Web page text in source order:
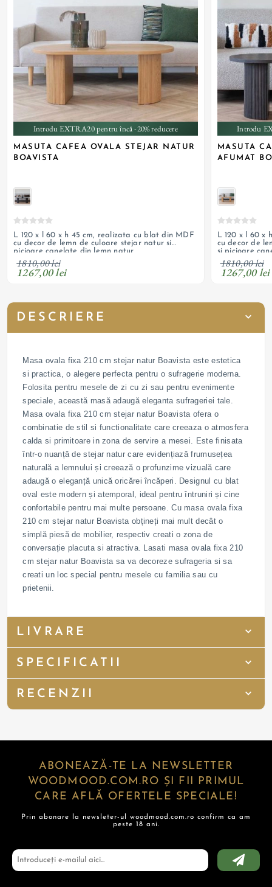
Introdu EXTRA20 pentru încă -20% reducere
MASUTA CAFEA OVALA STEJAR NATUR
BOAVISTA
L 120 x l 60 x h 45 cm, realizata cu blat din MDF
cu decor de lemn de culoare stejar natur si
picioare canelate din lemn natur
1810,00 lei
1267,00 lei
Introdu
MASUTA
AFUMAT
L 120 x l 60 x
cu decor de
si picioare
afumat
1810,00 lei
1267,00 lei
DESCRIERE
Masa ovala fixa 210 cm stejar natur Boavista este estetica
si practica, o alegere perfecta pentru o sufragerie moderna.
Folosita pentru mesele de zi cu zi sau pentru evenimente
speciale, această masă adaugă eleganta sufrageriei tale.
Masa ovala fixa 210 cm stejar natur Boavista ofera o
combinatie de stil si functionalitate care creeaza o atmosfera
calda si primitoare in zona de servire a mesei. Este finisata
într-o nuanță de stejar natur care evidențiază frumusețea
naturală a lemnului și creează o profunzime vizuală care
adaugă o eleganță unică oricărei încăperi. Designul cu blat
oval este modern și atemporal, ideal pentru întruniri și cine
confortabile pentru mai multe persoane. Cu masa ovala fixa
210 cm stejar natur Boavista obțineți mai mult decât o
simplă piesă de mobilier, respectiv creati o zona de
conversație placuta si atractiva. Lasati masa ovala fixa 210
cm stejar natur Boavista sa va decoreze sufrageria si sa
creati un loc special pentru mesele cu familia sau cu
prietenii.
LIVRARE
SPECIFICATII
RECENZII
ABONEAZĂ-TE LA NEWSLETTER
WOODMOOD.COM.RO ȘI FII PRIMUL
CARE AFLĂ OFERTELE SPECIALE!
Prin abonare la newsleter-ul woodmood.com.ro confirm ca am
peste 18 ani.